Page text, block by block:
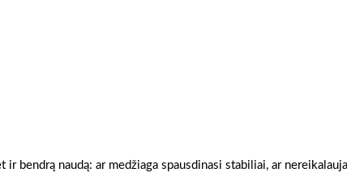
bendrą naudą: ar medžiaga spausdinasi stabiliai, ar